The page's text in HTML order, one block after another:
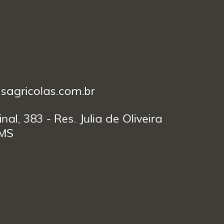
383 - Res. Julia de Oliveira